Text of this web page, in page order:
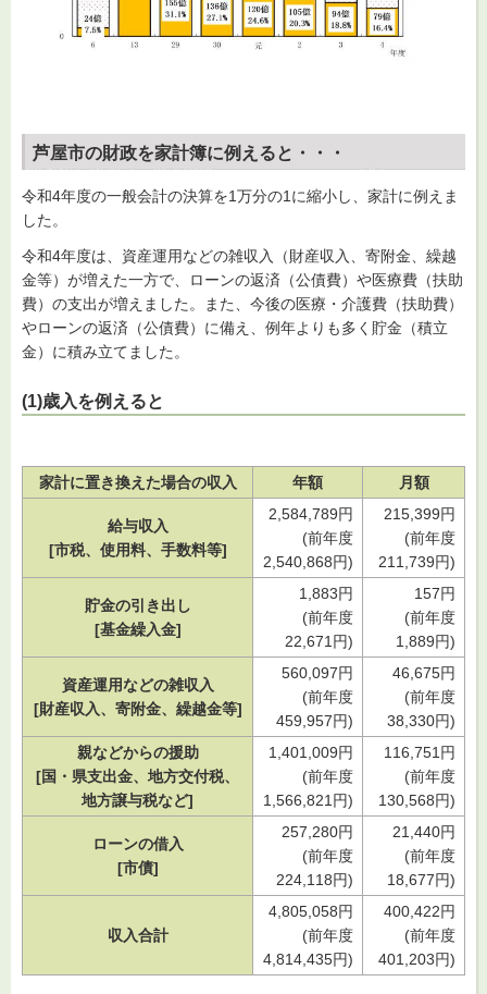
芦屋市の財政を家計簿に例えると・・・
令和4年度の一般会計の決算を1万分の1に縮小し、家計に例えま
した。
令和4年度は、資産運用などの雑収入（財産収入、寄附金、繰越
金等）が増えた一方で、ローンの返済（公債費）や医療費（扶助
費）の支出が増えました。また、今後の医療・介護費（扶助費）
やローンの返済（公債費）に備え、例年よりも多く貯金（積立
金）に積み立てました。
(1)歳入を例えると
家計に置き換えた場合の収入 年額 月額
給与収入
[市税、使用料、手数料等]
2,584,789円
(前年度
2,540,868円)
215,399円
(前年度
211,739円)
貯金の引き出し
[基金繰入金]
1,883円
(前年度
22,671円)
157円
(前年度
1,889円)
資産運用などの雑収入
[財産収入、寄附金、繰越金等]
560,097円
(前年度
459,957円)
46,675円
(前年度
38,330円)
親などからの援助
[国・県支出金、地方交付税、
地方譲与税など]
1,401,009円
(前年度
1,566,821円)
116,751円
(前年度
130,568円)
ローンの借入
[市債]
257,280円
(前年度
224,118円)
21,440円
(前年度
18,677円)
収入合計
4,805,058円
(前年度
4,814,435円)
400,422円
(前年度
401,203円)